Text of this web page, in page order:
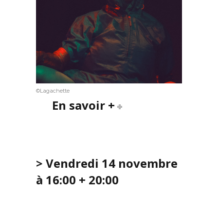
©Lagachette
En savoir +
> Vendredi 14 novembre
à 16:00 + 20:00